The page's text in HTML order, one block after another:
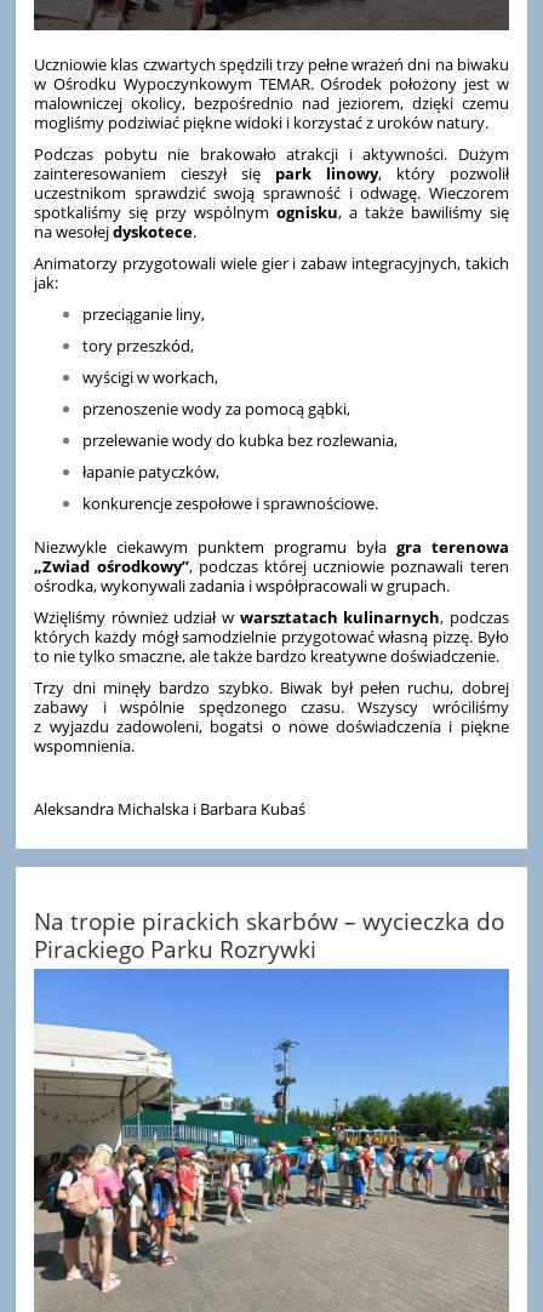
Uczniowie klas czwartych spędzili trzy pełne wrażeń dni na biwaku
w Ośrodku Wypoczynkowym TEMAR. Ośrodek położony jest w
malowniczej okolicy, bezpośrednio nad jeziorem, dzięki czemu
mogliśmy podziwiać piękne widoki i korzystać z uroków natury.
Podczas pobytu nie brakowało atrakcji i aktywności. Dużym
zainteresowaniem cieszył się park linowy, który pozwolił
uczestnikom sprawdzić swoją sprawność i odwagę. Wieczorem
spotkaliśmy się przy wspólnym ognisku, a także bawiliśmy się
na wesołejdyskotece.
Animatorzy przygotowali wiele gier i zabaw integracyjnych, takich
jak:
przeciąganie liny,
tory przeszkód,
wyścigi w workach,
przenoszenie wody za pomocą gąbki,
przelewanie wody do kubka bez rozlewania,
łapanie patyczków,
konkurencje zespołowe i sprawnościowe.
Niezwykle ciekawym punktem programu była gra terenowa
„Zwiad ośrodkowy”, podczas której uczniowie poznawali teren
ośrodka, wykonywali zadania i współpracowali w grupach.
Wzięliśmy również udział w warsztatach kulinarnych, podczas
których każdy mógł samodzielnie przygotować własną pizzę. Było
to nie tylko smaczne, ale także bardzo kreatywne doświadczenie.
Trzy dni minęły bardzo szybko. Biwak był pełen ruchu, dobrej
zabawy i wspólnie spędzonego czasu. Wszyscy wróciliśmy
z wyjazdu zadowoleni, bogatsi o nowe doświadczenia i piękne
wspomnienia.
Aleksandra Michalska i Barbara Kubaś
Na tropie pirackich skarbów – wycieczka do
Pirackiego Parku Rozrywki